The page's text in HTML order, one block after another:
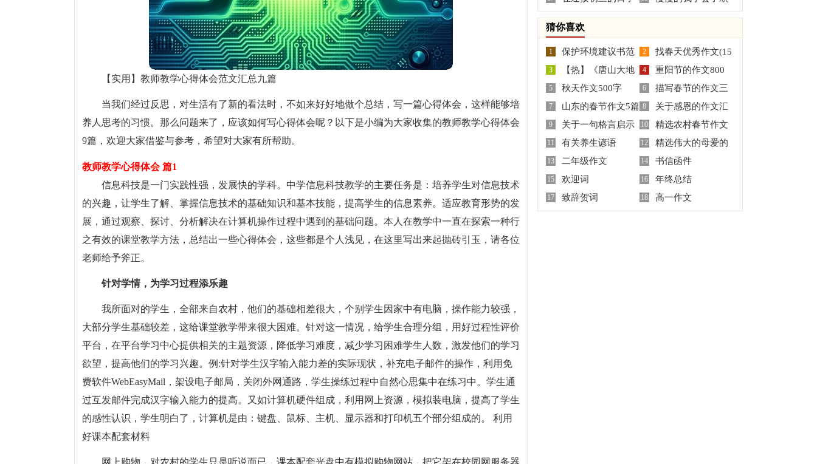
【实用】教师教学心得体会范文汇总九篇
当我们经过反思，对生活有了新的看法时，不如来好好地做个总结，写一篇心得体会，这样能够培
养人思考的习惯。那么问题来了，应该如何写心得体会呢？以下是小编为大家收集的教师教学心得体会
9篇，欢迎大家借鉴与参考，希望对大家有所帮助。
教师教学心得体会 篇1
信息科技是一门实践性强，发展快的学科。中学信息科技教学的主要任务是：培养学生对信息技术
的兴趣，让学生了解、掌握信息技术的基础知识和基本技能，提高学生的信息素养。适应教育形势的发
展，通过观察、探讨、分析解决在计算机操作过程中遇到的基础问题。本人在教学中一直在探索一种行
之有效的课堂教学方法，总结出一些心得体会，这些都是个人浅见，在这里写出来起抛砖引玉，请各位
老师给予斧正。
针对学情，为学习过程添乐趣
我所面对的学生，全部来自农村，他们的基础相差很大，个别学生因家中有电脑，操作能力较强，
大部分学生基础较差，这给课堂教学带来很大困难。针对这一情况，给学生合理分组，用好过程性评价
平台，在平台学习中心提供相关的主题资源，降低学习难度，减少学习困难学生人数，激发他们的学习
欲望，提高他们的学习兴趣。例:针对学生汉字输入能力差的实际现状，补充电子邮件的操作，利用免
费软件WebEasyMail，架设电子邮局，关闭外网通路，学生操练过程中自然心思集中在练习中。学生通
过互发邮件完成汉字输入能力的提高。又如计算机硬件组成，利用网上资源，模拟装电脑，提高了学生
的感性认识，学生明白了，计算机是由：键盘、鼠标、主机、显示器和打印机五个部分组成的。 利用
好课本配套材料
网上购物，对农村的学生只是听说而已，课本配套光盘中有模拟购物网站，把它架在校园网服务器
里作文
赏初三作文
猜你喜欢
1
保护环境建议书范
文
2
找春天优秀作文(15
篇)
3
【热】《唐山大地
震》观后感10篇
4
重阳节的作文800
字5篇
5 秋天作文500字 6
描写春节的作文三
篇
7 山东的春节作文5篇 8
关于感恩的作文汇
编7篇
9
关于一句格言启示
的作文300字锦集6篇
10
精选农村春节作文
五篇
11 有关养生谚语 12
精选伟大的母爱的
作文四篇
13 二年级作文 14 书信函件
15 欢迎词 16 年终总结
17 致辞贺词 18 高一作文